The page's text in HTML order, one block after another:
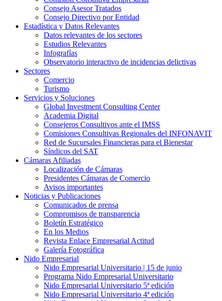
Consejo Asesor Tratados
Consejo Directivo por Entidad
Estadística y Datos Relevantes
Datos relevantes de los sectores
Estudios Relevantes
Infografías
Observatorio interactivo de incidencias delictivas
Sectores
Comercio
Turismo
Servicios y Soluciones
Global Investment Consulting Center
Academia Digital
Consejeros Consultivos ante el IMSS
Comisiones Consultivas Regionales del INFONAVIT
Red de Sucursales Financieras para el Bienestar
Síndicos del SAT
Cámaras Afiliadas
Localización de Cámaras
Presidentes Cámaras de Comercio
Avisos importantes
Noticias y Publicaciones
Comunicados de prensa
Compromisos de transparencia
Boletín Estratégico
En los Medios
Revista Enlace Empresarial Actitud
Galería Fotográfica
Nido Empresarial
Nido Empresarial Universitario | 15 de junio
Programa Nido Empresarial Universitario
Nido Empresarial Universitario 5ª edición
Nido Empresarial Universitario 4ª edición